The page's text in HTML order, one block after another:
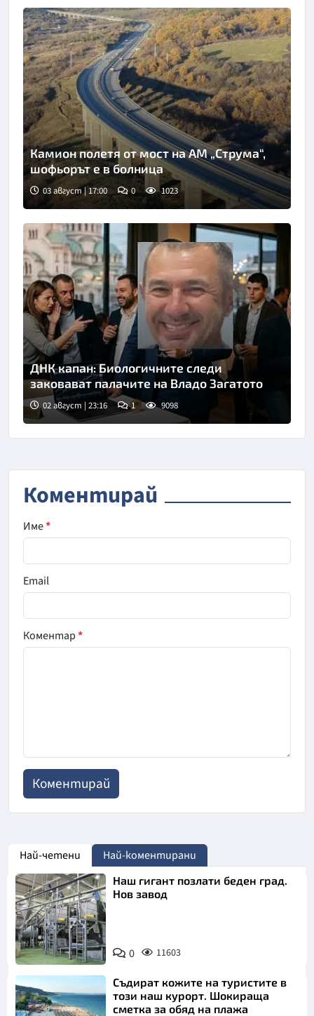
Камион полетя от мост на АМ „Струма“,
шофьорът е в болница
03 август | 17:00 0 1023
ДНК капан: Биологичните следи
заковават палачите на Владо Загатото
02 август | 23:16 1 9098
Коментирай
Име*
Email
Коментар*
Най-четени Най-коментирани
Наш гигант позлати беден град.
Нов завод
0 11603
Съдират кожите на туристите в
този наш курорт. Шокираща
сметка за обяд на плажа